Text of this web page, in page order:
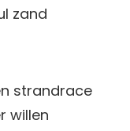
zand
strandrace
willen